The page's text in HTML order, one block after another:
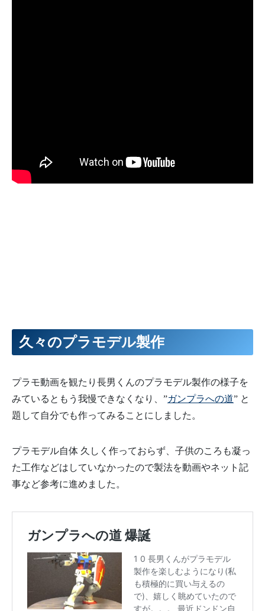
久々のプラモデル製作
プラモ動画を観たり長男くんのプラモデル製作の様子を
みているともう我慢できなくなり、”ガンプラへの道” と
題して自分でも作ってみることにしました。
プラモデル自体 久しく作っておらず、子供のころも凝っ
た工作などはしていなかったので製法を動画やネット記
事など参考に進めました。